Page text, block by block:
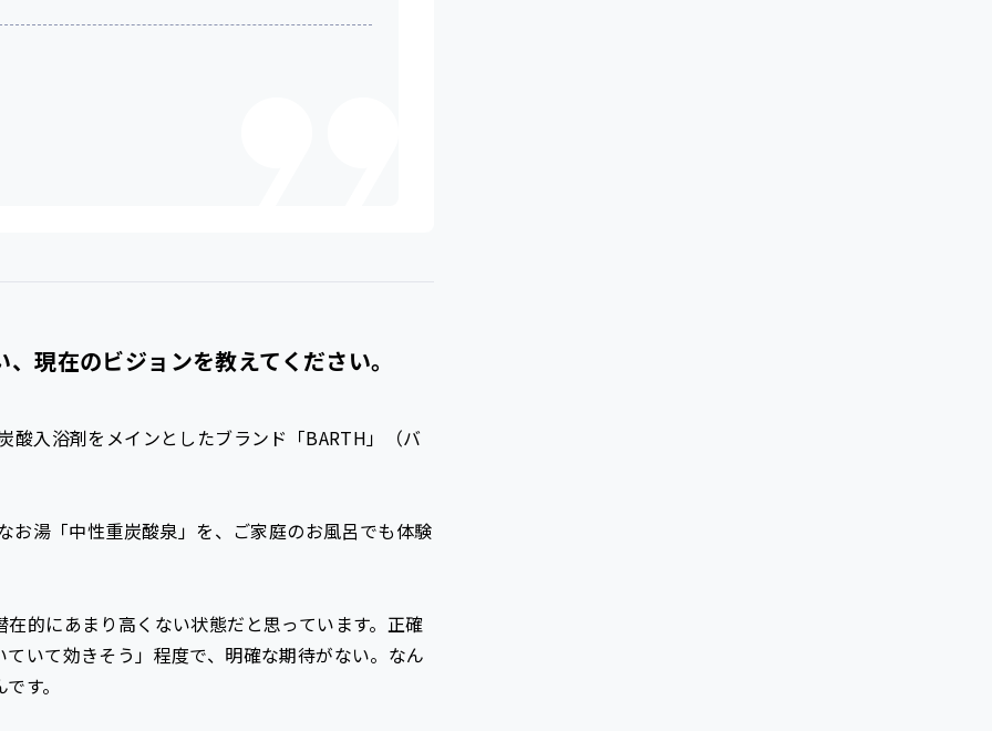
現在のビジョンを教えてください。
酸入浴剤をメインとしたブランド「BARTH」（バ
お湯「中性重炭酸泉」を、ご家庭のお風呂でも体験
的にあまり高くない状態だと思っています。正確
いて効きそう」程度で、明確な期待がない。なん
す。